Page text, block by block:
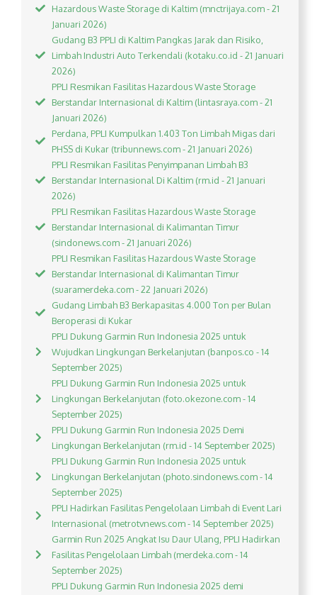
Hazardous Waste Storage di Kaltim (mnctrijaya.com - 21
Januari 2026)
Gudang B3 PPLI di Kaltim Pangkas Jarak dan Risiko,
Limbah Industri Auto Terkendali (kotaku.co.id - 21 Januari
2026)
PPLI Resmikan Fasilitas Hazardous Waste Storage
Berstandar Internasional di Kaltim (lintasraya.com - 21
Januari 2026)
Perdana, PPLI Kumpulkan 1.403 Ton Limbah Migas dari
PHSS di Kukar (tribunnews.com - 21 Januari 2026)
PPLI Resmikan Fasilitas Penyimpanan Limbah B3
Berstandar Internasional Di Kaltim (rm.id - 21 Januari
2026)
PPLI Resmikan Fasilitas Hazardous Waste Storage
Berstandar Internasional di Kalimantan Timur
(sindonews.com - 21 Januari 2026)
PPLI Resmikan Fasilitas Hazardous Waste Storage
Berstandar Internasional di Kalimantan Timur
(suaramerdeka.com - 22 Januari 2026)
Gudang Limbah B3 Berkapasitas 4.000 Ton per Bulan
Beroperasi di Kukar
PPLI Dukung Garmin Run Indonesia 2025 untuk
Wujudkan Lingkungan Berkelanjutan (banpos.co - 14
September 2025)
PPLI Dukung Garmin Run Indonesia 2025 untuk
Lingkungan Berkelanjutan (foto.okezone.com - 14
September 2025)
PPLI Dukung Garmin Run Indonesia 2025 Demi
Lingkungan Berkelanjutan (rm.id - 14 September 2025)
PPLI Dukung Garmin Run Indonesia 2025 untuk
Lingkungan Berkelanjutan (photo.sindonews.com - 14
September 2025)
PPLI Hadirkan Fasilitas Pengelolaan Limbah di Event Lari
Internasional (metrotvnews.com - 14 September 2025)
Garmin Run 2025 Angkat Isu Daur Ulang, PPLI Hadirkan
Fasilitas Pengelolaan Limbah (merdeka.com - 14
September 2025)
PPLI Dukung Garmin Run Indonesia 2025 demi